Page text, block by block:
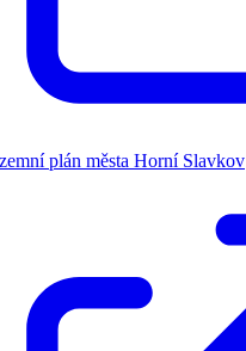
plán města Horní Slavkov